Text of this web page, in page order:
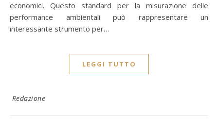
economici. Questo standard per la misurazione delle
performance ambientali può rappresentare un
interessante strumento per…
LEGGI TUTTO
Redazione